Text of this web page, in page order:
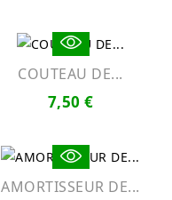
COUTEAU DE...
7,50 €
AMORTISSEUR DE...